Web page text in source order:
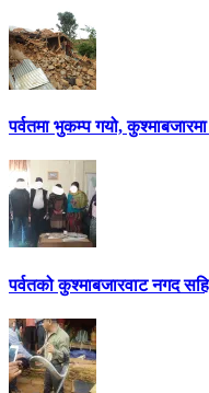
पर्वतमा भुकम्प गयो,
पर्वतको कुश्माबजारवाट नगद